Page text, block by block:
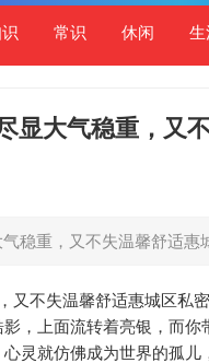
常识 休闲 生
显大气稳重，又
稳重，又不失温馨舒适
又不失温馨舒适惠城区私
，上面流转着亮银，而
灵就仿佛成为世界的孤